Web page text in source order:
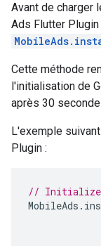
Avant de charger
Ads Flutter Plugin
Cette méthode
l'initialisation de
après 30
L'exemple
Plugin :
// Initialize
MobileAds .